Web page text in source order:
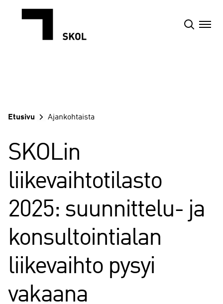
sisältöön
Etusivu Ajankohtaista
SKOLin
liikevaihtotilasto
2025: suunnittelu- ja
konsultointialan
liikevaihto pysyi
vakaana